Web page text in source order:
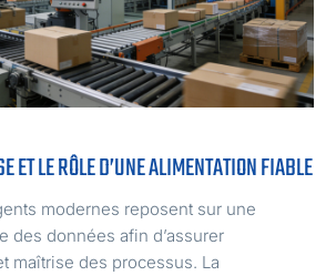
ET LE RÔLE D’UNE ALIMENTATION FIABLE
modernes reposent sur une
des données afin d’assurer
maîtrise des processus. La